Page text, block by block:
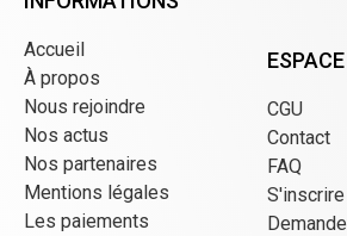
Accueil
À propos
Nous rejoindre
Nos actus
Nos partenaires
Mentions légales
Les paiements
CGU
Contact
FAQ